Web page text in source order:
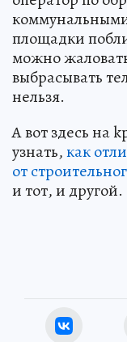
площадки
можно
выбрасывать
нельзя.
А вот здесь на
узнать,как
от
и тот, и другой.